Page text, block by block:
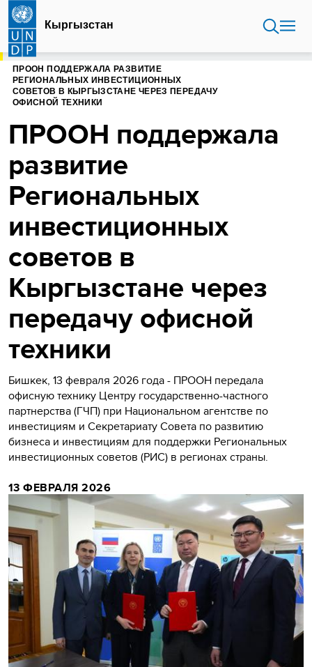
Перейти
основному
содержанию
Кыргызстан
ГЛАВНАЯ
ПРООН ПОДДЕРЖАЛА РАЗВИТИЕ
РЕГИОНАЛЬНЫХ ИНВЕСТИЦИОННЫХ
СОВЕТОВ В КЫРГЫЗСТАНЕ ЧЕРЕЗ ПЕРЕДАЧУ
ОФИСНОЙ ТЕХНИКИ
ПРООН поддержала
развитие
Региональных
инвестиционных
советов в
Кыргызстане через
передачу офисной
техники
Бишкек, 13 февраля 2026 года - ПРООН передала
офисную технику Центру государственно-частного
партнерства (ГЧП) при Национальном агентстве по
инвестициям и Секретариату Совета по развитию
бизнеса и инвестициям для поддержки Региональных
инвестиционных советов (РИС) в регионах страны.
13 ФЕВРАЛЯ 2026